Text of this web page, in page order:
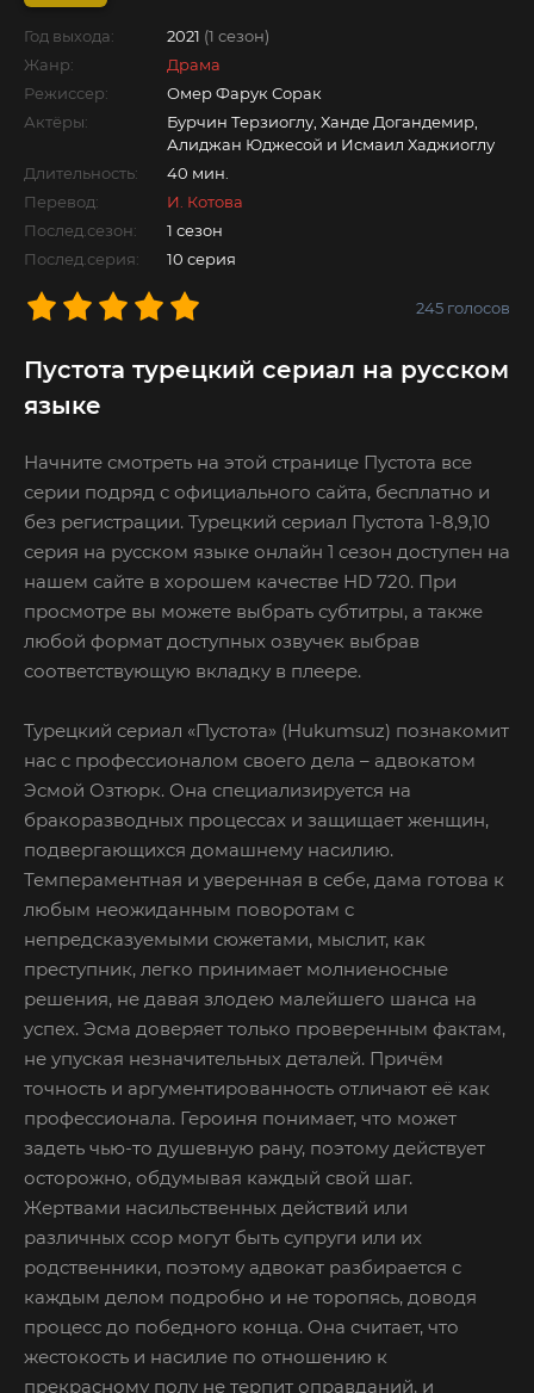
Год выхода: 2021 (1 сезон)
Жанр:
Драма
Режиссер:
Омер Фарук Сорак
Актёры:
Бурчин Терзиоглу, Ханде Догандемир,
Алиджан Юджесой и Исмаил Хаджиоглу
Длительность:
40 мин.
Перевод:
И. Котова
Послед.сезон:
1 сезон
Послед.серия:
10 серия
245 голосов
Пустота турецкий сериал на русском
языке
Начните смотреть на этой странице Пустота все
серии подряд с официального сайта, бесплатно и
без регистрации. Турецкий сериал Пустота 1-8,9,10
серия на русском языке онлайн 1 сезон доступен на
нашем сайте в хорошем качестве HD 720. При
просмотре вы можете выбрать субтитры, а также
любой формат доступных озвучек выбрав
соответствующую вкладку в плеере.
Турецкий сериал «Пустота» (Hukumsuz) познакомит
нас с профессионалом своего дела – адвокатом
Эсмой Озтюрк. Она специализируется на
бракоразводных процессах и защищает женщин,
подвергающихся домашнему насилию.
Темпераментная и уверенная в себе, дама готова к
любым неожиданным поворотам с
непредсказуемыми сюжетами, мыслит, как
преступник, легко принимает молниеносные
решения, не давая злодею малейшего шанса на
успех. Эсма доверяет только проверенным фактам,
не упуская незначительных деталей. Причём
точность и аргументированность отличают её как
профессионала. Героиня понимает, что может
задеть чью-то душевную рану, поэтому действует
осторожно, обдумывая каждый свой шаг.
Жертвами насильственных действий или
различных ссор могут быть супруги или их
родственники, поэтому адвокат разбирается с
каждым делом подробно и не торопясь, доводя
процесс до победного конца. Она считает, что
жестокость и насилие по отношению к
прекрасному полу не терпит оправданий, и